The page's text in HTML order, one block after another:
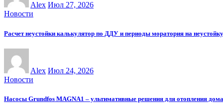
Alex Июл 27, 2026
Новости
Расчет неустойки калькулятор по ДДУ и периоды моратория на
Alex Июл 24, 2026
Новости
Насосы Grundfos MAGNA1 – ультимативные решения для отопления дома